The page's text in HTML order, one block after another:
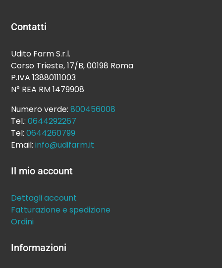
Contatti
Udito Farm S.r.l.
Corso Trieste, 17/B, 00198 Roma
P.IVA 13880111003
N° REA RM 1479908
Numero verde:800456008
Tel.:0644292267
Tel:0644260799
Email:info@udifarm.it
Il mio account
Dettagli account
Fatturazione e spedizione
Ordini
Informazioni